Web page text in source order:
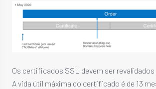
Os certificados SSL devem ser
A vida útil máxima do certificado é de 13